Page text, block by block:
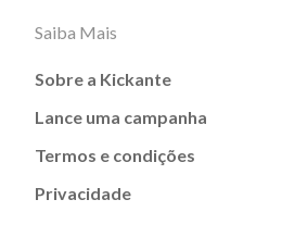
Saiba Mais
Sobre a Kickante
Lance uma campanha
Termos e condições
Privacidade